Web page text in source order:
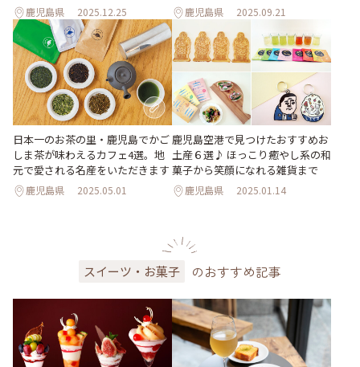
鹿児島県 2025.12.25 鹿児島県 2025.09.21
日本一のお茶の里・鹿児島でかご
しま茶が味わえるカフェ4選。地
元で愛される名産をいただきます
鹿児島県 2025.05.01
鹿児島空港で見つけたおすすめお
土産６選♪ ほっこり癒やし系の和
菓子から笑顔になれる雑貨まで
鹿児島県 2025.01.14
スイーツ・お菓子 のおすすめ記事